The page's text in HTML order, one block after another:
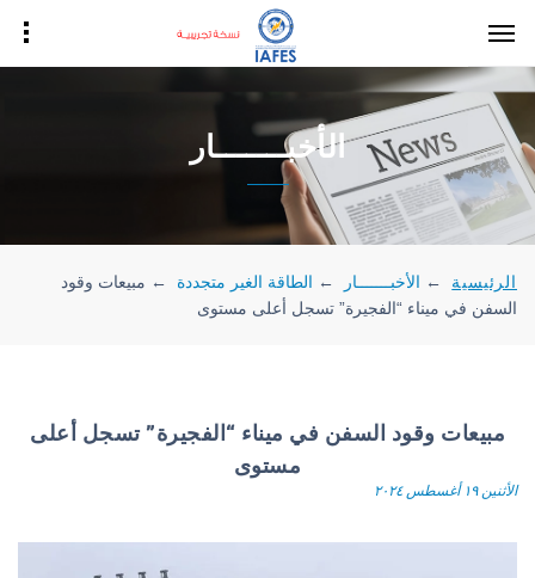
الأخبـــــــار
الرئيسية ← الأخبـــــــار ← الطاقة الغير متجددة ← مبيعات وقود
السفن في ميناء “الفجيرة” تسجل أعلى مستوى
مبيعات وقود السفن في ميناء “الفجيرة” تسجل أعلى
مستوى
الأثنين ١٩ أغسطس ٢٠٢٤